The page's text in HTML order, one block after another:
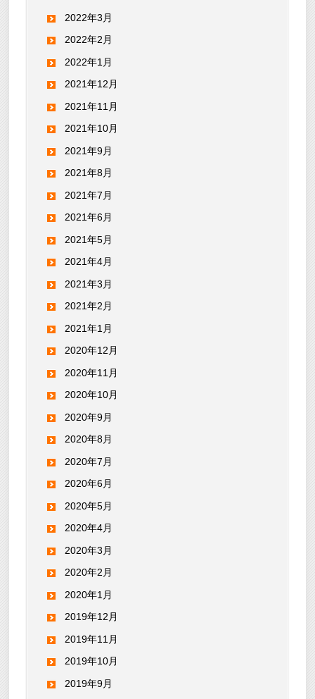
2022年3月
2022年2月
2022年1月
2021年12月
2021年11月
2021年10月
2021年9月
2021年8月
2021年7月
2021年6月
2021年5月
2021年4月
2021年3月
2021年2月
2021年1月
2020年12月
2020年11月
2020年10月
2020年9月
2020年8月
2020年7月
2020年6月
2020年5月
2020年4月
2020年3月
2020年2月
2020年1月
2019年12月
2019年11月
2019年10月
2019年9月